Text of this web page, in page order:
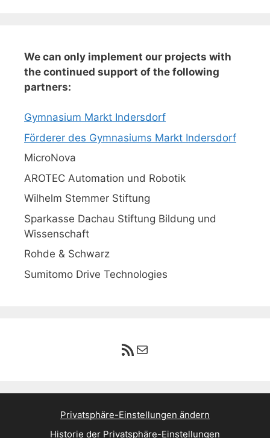
We can only implement our projects with
the continued support of the following
partners:
Gymnasium Markt Indersdorf
Förderer des Gymnasiums Markt Indersdorf
MicroNova
AROTEC Automation und Robotik
Wilhelm Stemmer Stiftung
Sparkasse Dachau Stiftung Bildung und
Wissenschaft
Rohde & Schwarz
Sumitomo Drive Technologies
RSS-Feed
E-Mail
Privatsphäre-Einstellungen ändern
Historie der Privatsphäre-Einstellungen